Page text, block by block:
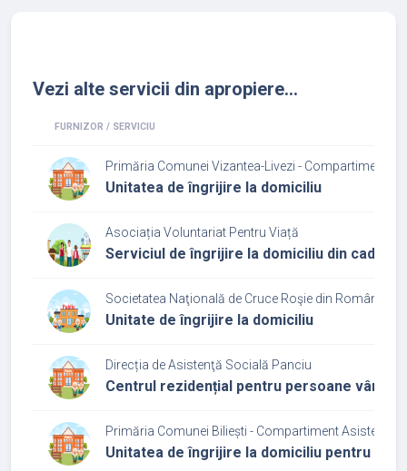
Vezi alte servicii din apropiere...
FURNIZOR / SERVICIU
Primăria Comunei Vizantea-Livezi - Compartiment
Unitatea de îngrijire la domiciliu
Asociația Voluntariat Pentru Viață
Serviciul de îngrijire la domiciliu din cadrul
Societatea Naţională de Cruce Roşie din România
Unitate de îngrijire la domiciliu
Direcția de Asistenţă Socială Panciu
Centrul rezidențial pentru persoane
Primăria Comunei Biliești - Compartiment Asistență
Unitatea de îngrijire la domiciliu pentru